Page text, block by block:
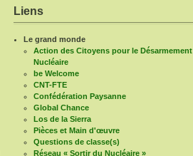
Liens
Le grand monde
Action des Citoyens pour le Désarmement
Nucléaire
be Welcome
CNT-FTE
Confédération Paysanne
Global Chance
Los de la Sierra
Pièces et Main d'œuvre
Questions de classe(s)
Réseau « Sortir du Nucléaire »